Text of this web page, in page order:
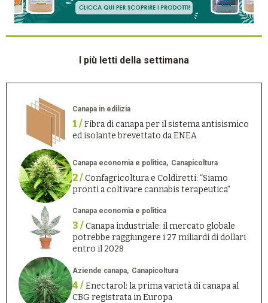
I più letti della settimana
Canapa in edilizia
1 /Fibra di canapa per il sistema antisismico
ed isolante brevettato da ENEA
Canapa economia e politica Canapicoltura
2 /Confagricoltura e Coldiretti: “Siamo
pronti a coltivare cannabis terapeutica”
Canapa economia e politica
3 /Canapa industriale: il mercato globale
potrebbe raggiungere i 27 miliardi di dollari
entro il 2028
Aziende canapa Canapicoltura
4 /Enectarol: la prima varietà di canapa al
CBG registrata in Europa